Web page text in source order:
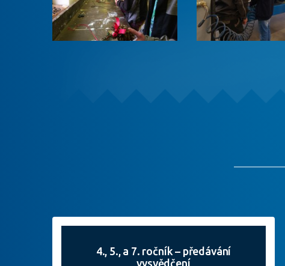
4., 5., a 7. ročník – předávání
vysvědčení